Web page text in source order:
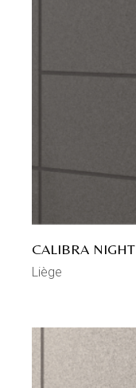
CALIBRA NIGHT
Liège